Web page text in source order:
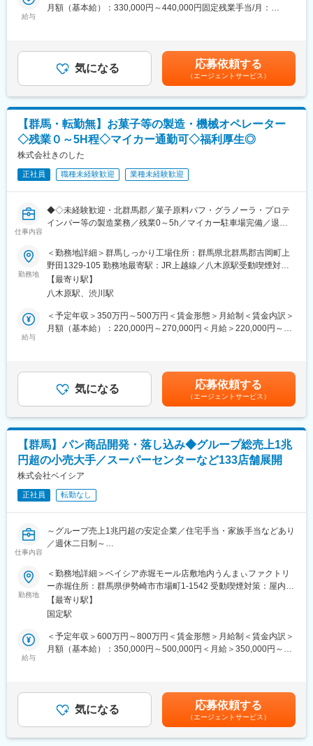
く安定しております。現在も冷食・中食・外食の成長などもあ
り、安定的に成長を続けております。また今後は国内だけでなく
更なる海外展開の拡大も見据えており、今後の成長性も見込んで
おります。
変更の範囲：会社の定める業務
「発酵×冷凍パン」の品質を科学的に解明し、再現性高く美味しい
・パン品質（膨らみ・食感・保存性・冷凍耐性）の改善
・条件（温度・湿度・原料）の分析と最適化
・低糖質など新商品のための酵母選定・開発
■ポジションの特徴：
・「美味しくできた」を科学的に解明し再現性を確立する、研究
としての本質的な課題に向き合える環境
・研究だけでなく商品開発・製造現場にも関与（デスク：現場＝
5：5）
・少数精鋭のため、テーマ設計から実装まで裁量大きく推進可能
・事業へのインパクトが大きく、成果が直接商品に反映される
■働き方：
・転勤なし（群馬・桐生勤務）
・リモートなし／引越し補助なし
■期待される役割：
おける酵母戦略の中核を担っていただきます。
・経営層と近い距離で研究を進める経験
・幅広い分野（食品・微生物・素材）にまたがる知見
■当社について
高品質な焼成冷凍パンを「STYLEBREAD」としてブランド化し、
ホテル・結婚式場・レストランなどに向けて販売するBtoB事業
と、一般消費者に向けたオンラインストアを軸としたBtoC事業を
展開しています。焼成冷凍パンとは、パン製造の最終工程である
焼成後、急速冷凍したパンのこと。 焼成後に急速冷凍すること
で、パンの劣化の原因となる水分の蒸発とデンプンの劣化を防
変更の範囲：会社の定める業務
給与
月額（基本給）：330,000円～440,000円固定残業手当/月：
研究職としての専門性やポテンシャルを考慮し、柔軟にオファー
します。業務範囲・裁量の大きさを踏まえ、適切に評価します。
想定年収＝月次給与×12か月＋賞与年2回（賞与は初年度のみ1
回）。賃金はあくまでも目安の金額であり、選考を通じて上下す
る可能性があります。月給(月額)は固定手当を含めた表記です。
気になる 応募依頼する
（エージェントサービス）
【群馬・転勤無】お菓子等の製造・機械オペレーター
◇残業０～5H程◇マイカー通勤可◇福利厚生◎
株式会社きのした
正社員 職種未経験歓迎 業種未経験歓迎
仕事内容
◆◇未経験歓迎・北群馬郡／菓子原料パフ・グラノーラ・プロテ
インバー等の製造業務／残業0～5h／マイカー駐車場完備／退職
環境◇◆
★こんな方にピッタリ★
・長期安定して働きたい
・テキパキと効率良く、決まった作業をするのが得意
・最新のプロテインバーに興味がある
る、大手有名菓子メーカー様の製品を中心に製造しています！
■業務例：
・機械から流れてきた製品を包装する機械へ移す
・完成品を段ボールに箱詰めしてテープを張る
・機器の洗浄、清掃
など
※配属ラインにより業務内容は異なります。
■組織構成：
製造現場は全体で35名程度です（ラインにより人数は異なりま
す）。
男女比５：５。20代～60代まで幅広い世代の社員が活躍中です。
■キャリアステップ：
入社後はOJT中心で、上司や先輩がつきながら少しずつ業務をお
任せしていきますので安心です。
将来的には適性に応じ、モニタリング業務やマシンオペレーター
す！
（会社カレンダーによる／年間で11日）
・年末年始休暇
※別途、閑散期などに工場全体で有給休暇取得する場合もありま
す。
勤務地
＜勤務地詳細＞群馬しっかり工場住所：群馬県北群馬郡吉岡町上
野田1329-105 勤務地最寄駅：JR上越線／八木原駅受動喫煙対
策：敷地内全面禁煙
【最寄り駅】
八木原駅、渋川駅
給与
＜予定年収＞350万円～500万円＜賃金形態＞月給制＜賃金内訳＞
月額（基本給）：220,000円～270,000円＜月給＞220,000円～
手当、家族手当賃金はあくまでも目安の金額であり、選考を通じ
て上下する可能性があります。月給(月額)は固定手当を含めた表記
です。
気になる 応募依頼する
（エージェントサービス）
【群馬】パン商品開発・落し込み◆グループ総売上1兆
円超の小売大手／スーパーセンターなど133店舗展開
株式会社ベイシア
正社員 転勤なし
仕事内容
～グループ売上1兆円超の安定企業／住宅手当・家族手当などあり
／週休二日制～
■概要
当社は商圏ニーズに合わせて多彩な形態の店舗を展開しておりま
す。衣食住を総合的に扱うスーパーセンター、食品特化型のスー
パーマーケットを主力形態としながら、1都14県に133店舗に出店
しています。原料仕入れ・商品設計の経験があり、プロセスセン
ターの商品開発をお任せできる方、また開発した商品を製造作業
まで落とし込める方を募集します。
料調達、商品設計含）、製造への落とし込みをお任せいたしま
す。
勤務地
＜勤務地詳細＞ベイシア赤堀モール店敷地内うんまぃファクトリ
ー赤堀住所：群馬県伊勢崎市市場町1-1542 受動喫煙対策：屋内全
面禁煙
【最寄り駅】
国定駅
給与
＜予定年収＞600万円～800万円＜賃金形態＞月給制＜賃金内訳＞
月額（基本給）：350,000円～500,000円＜月給＞350,000円～
場合あり（残業代の支給なし）想定年収：700～800万円基本給：
420,000～500,000円管理職手当：60,000円賃金はあくまでも目安
の金額であり、選考を通じて上下する可能性があります。月給(月
額)は固定手当を含めた表記です。
気になる 応募依頼する
（エージェントサービス）